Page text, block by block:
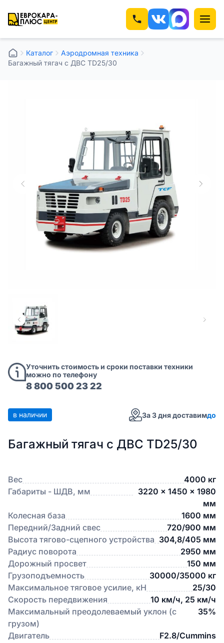
Каталог
Аэродромная техника
Багажный тягач с ДВС TD25/30
Уточнить стоимость и сроки поставки техники
можно по телефону
8 800 500 23 22
в наличии За 3 дня доставимдо
Багажный тягач с ДВС TD25/30
Вес
4000 кг
Габариты - ШДВ, мм
3220 × 1450 × 1980
мм
Колесная база
1600 мм
Передний/Задний свес
720/900 мм
Высота тягово-сцепного устройства 304,8/405 мм
Радиус поворота
2950 мм
Дорожный просвет
150 мм
Грузоподъемность
30000/35000 кг
Максимальное тяговое усилие, кН
25/30
Скорость передвижения
10 км/ч, 25 км/ч
Максимальный преодолеваемый уклон (с
грузом)
35%
Двигатель
F2.8/Cummins